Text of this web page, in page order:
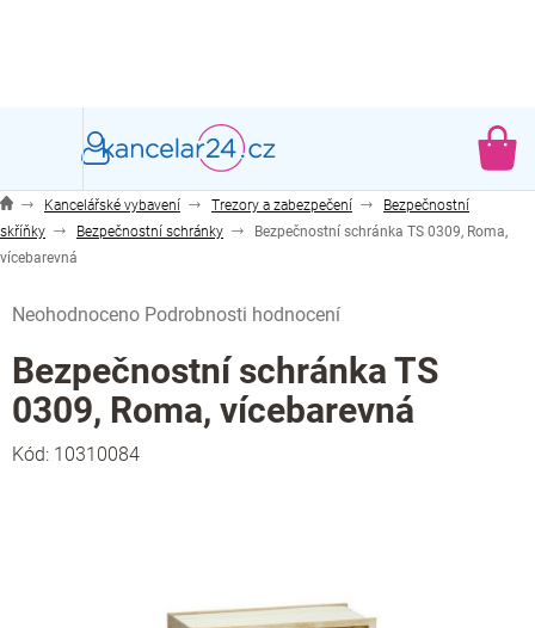
Kancelářské vybavení Trezory a zabezpečení
Bezpečnostní
skříňky
Bezpečnostní schránky
Bezpečnostní schránka TS 0309, Roma,
vícebarevná
hodnocení
produktu
je
0,0
z
5
Neohodnoceno Podrobnosti hodnocení
Bezpečnostní schránka TS
0309, Roma, vícebarevná
Kód: 10310084